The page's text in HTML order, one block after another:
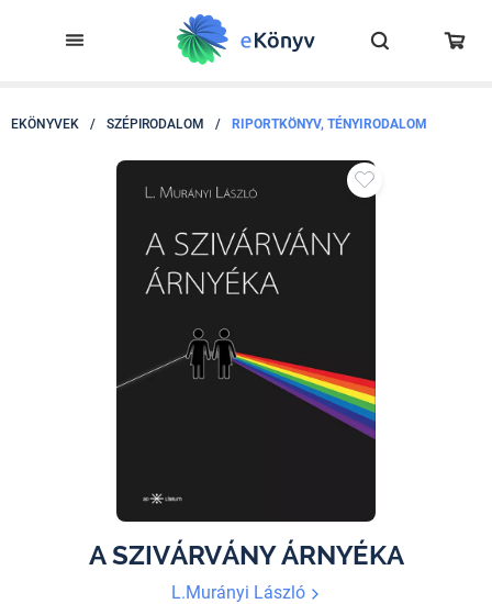
EKÖNYVEK / SZÉPIRODALOM / RIPORTKÖNYV, TÉNYIRODALOM
A SZIVÁRVÁNY ÁRNYÉKA
L.Murányi László